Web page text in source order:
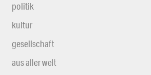
politik
kultur
gesellschaft
aus aller welt